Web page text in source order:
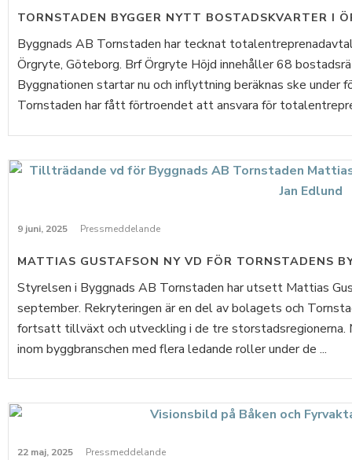
TORNSTADEN BYGGER NYTT BOSTADSKVARTER I
Byggnads AB Tornstaden har tecknat
Örgryte, Göteborg. Brf Örgryte Höjd innehåller 68
Byggnationen startar nu och inflyttning beräknas ske
Tornstaden har fått förtroendet att ansvara för
9 juni, 2025 Pressmeddelande
MATTIAS GUSTAFSON NY VD FÖR TORNSTADENS
Styrelsen i Byggnads AB Tornstaden har utsett Mattias
september. Rekryteringen är en del av bolagets och
fortsatt tillväxt och utveckling i de tre storstadsregionerna.
inom byggbranschen med flera ledande roller under de ...
22 maj, 2025 Pressmeddelande